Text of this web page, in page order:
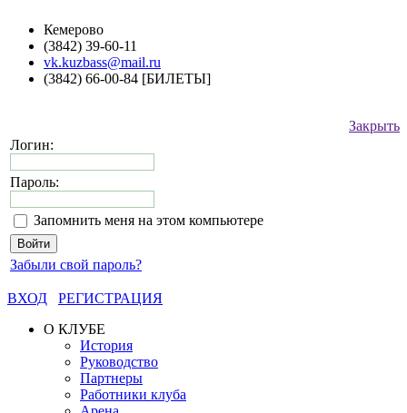
Кемерово
(3842) 39-60-11
vk.kuzbass@mail.ru
(3842) 66-00-84 [БИЛЕТЫ]
Закрыть
Логин:
Пароль:
Запомнить меня на этом компьютере
Забыли свой пароль?
ВХОД
РЕГИСТРАЦИЯ
О КЛУБЕ
История
Руководство
Партнеры
Работники клуба